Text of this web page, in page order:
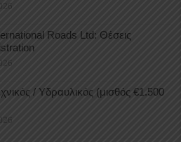
Roads Ltd: Θέσεις
/ Υδραυλικός (μισθός €1.500